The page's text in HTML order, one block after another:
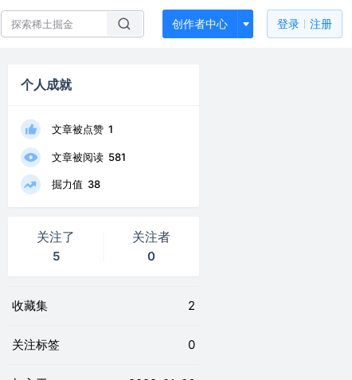
创作者中心 登录 注册
个人成就
文章被点赞 1
文章被阅读 581
掘力值 38
关注了
5
关注者
0
收藏集 2
关注标签 0